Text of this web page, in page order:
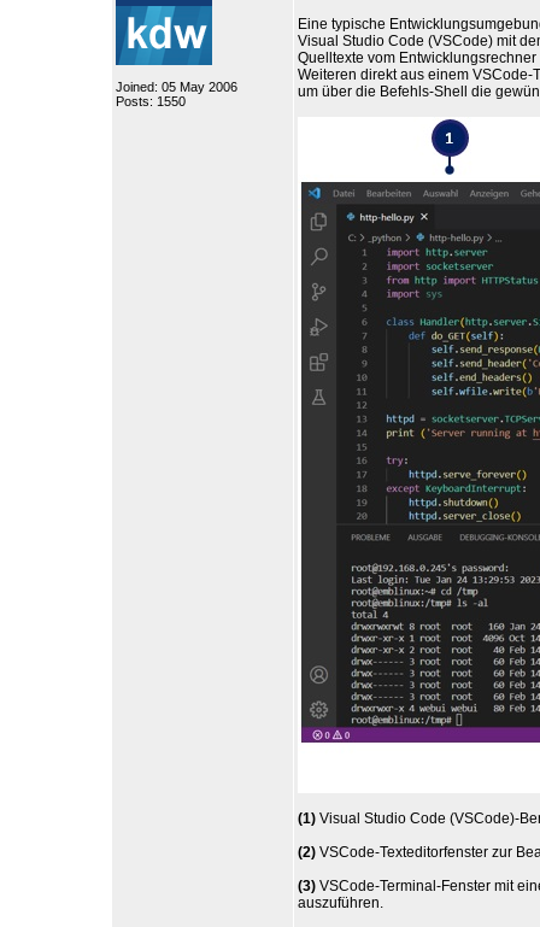
Joined: 05 May 2006
Posts: 1550
Eine typische
Visual Studio Code (VSCode) mit
Quelltexte vom
Weiteren direkt aus einem
um über die Befehls-Shell die
(1) Visual Studio Code (VSCode)-
(2) VSCode-Texteditorfenster zur
(3) VSCode-Terminal-Fenster mit
auszuführen.